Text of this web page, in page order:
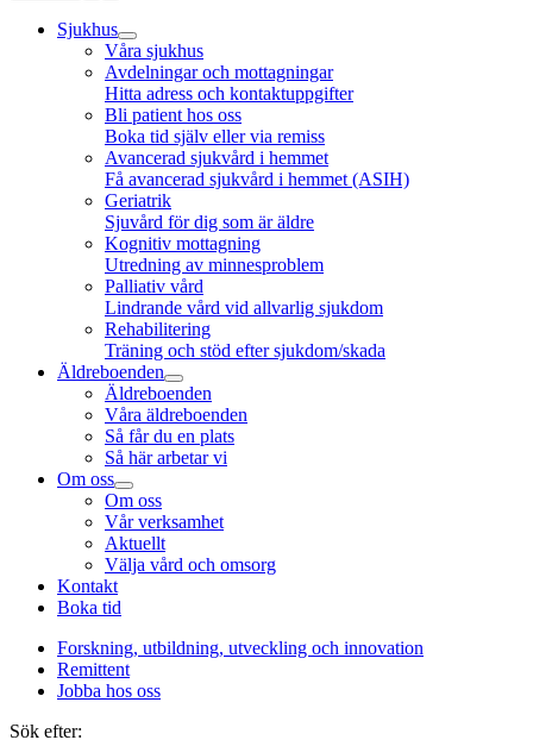
Sjukhus
Våra sjukhus
Avdelningar och mottagningar
Hitta adress och kontaktuppgifter
Bli patient hos oss
Boka tid själv eller via remiss
Avancerad sjukvård i hemmet
Få avancerad sjukvård i hemmet (ASIH)
Geriatrik
Sjuvård för dig som är äldre
Kognitiv mottagning
Utredning av minnesproblem
Palliativ vård
Lindrande vård vid allvarlig sjukdom
Rehabilitering
Träning och stöd efter sjukdom/skada
Äldreboenden
Äldreboenden
Våra äldreboenden
Så får du en plats
Så här arbetar vi
Om oss
Om oss
Vår verksamhet
Aktuellt
Välja vård och omsorg
Kontakt
Boka tid
Forskning, utbildning, utveckling och innovation
Remittent
Jobba hos oss
Sök efter: